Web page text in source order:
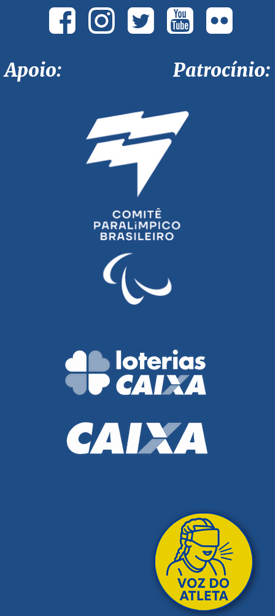
Apoio: Patrocínio: